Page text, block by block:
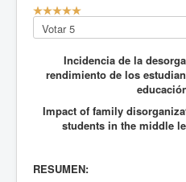
C
l
n
Por
favor
Incidencia de la
rendimiento de los
Impact of family
students in the middle
RESUMEN: